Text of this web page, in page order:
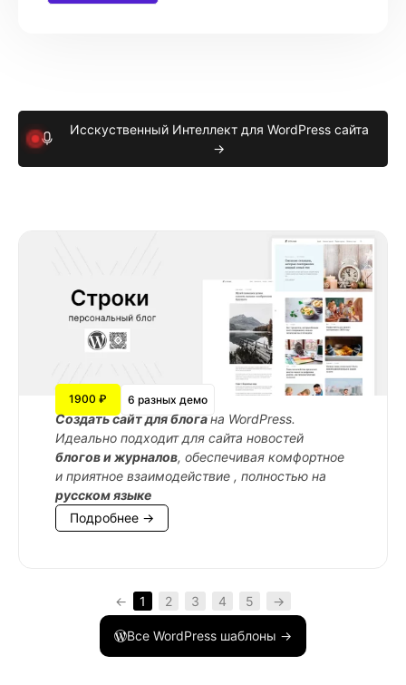
Исскуственный Интеллект для WordPress сайта
→
1900 ₽ 6 разных демо
Cоздать сайт для блогана WordPress.
Идеально подходит для сайта новостей
блогов и журналов, обеспечивая комфортное
и приятное взаимодействие , полностью на
русском языке
Подробнее →
← 1 2 3 4 5 →
Все WordPress шаблоны →